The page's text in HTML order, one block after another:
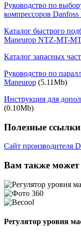
Руководство по
компрессоров
Каталог быстрого
Maneurop NTZ-MT-
Каталог запасных
Руководство по
Maneurop (5.11Mb)
Инструкция для
(0.10Mb)
Полезные ссылки
Сайт производителя
Вам также может
Регулятор уровня